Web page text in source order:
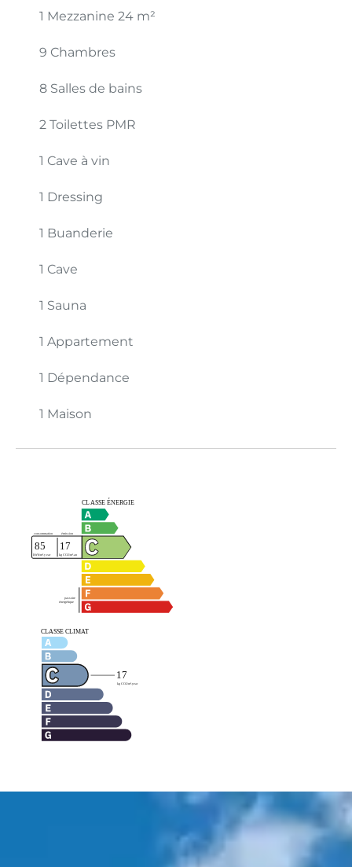
1 Mezzanine 24 m²
9 Chambres
8 Salles de bains
2 Toilettes PMR
1 Cave à vin
1 Dressing
1 Buanderie
1 Cave
1 Sauna
1 Appartement
1 Dépendance
1 Maison